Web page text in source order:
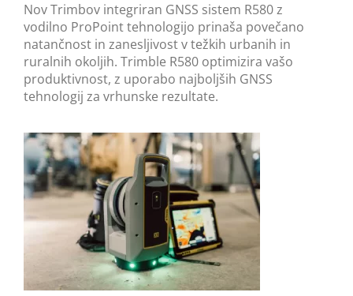
Nov Trimbov integriran GNSS sistem R580 z
vodilno ProPoint tehnologijo prinaša povečano
natančnost in zanesljivost v težkih urbanih in
ruralnih okoljih. Trimble R580 optimizira vašo
produktivnost, z uporabo najboljših GNSS
tehnologij za vrhunske rezultate.